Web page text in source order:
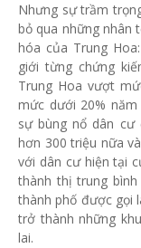
Nhưng sự trầm
bỏ qua những nhân
hóa của Trung
giới từng chứng
Trung Hoa vượt
mức dưới 20%
sự bùng nổ dân
hơn 300 triệu nữa
với dân cư hiện tại
thành thị trung
thành phố được gọi
trở thành những
lai.